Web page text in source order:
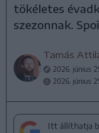
tökéletes
szezonnak.
Tamás
2026. június
2026. június
Itt állíthatja